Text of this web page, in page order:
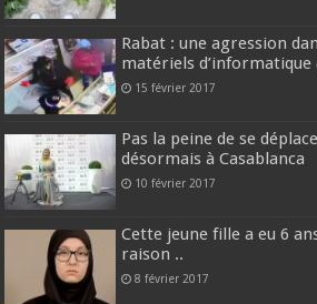
Rabat : une agression
matériels d’informatique
15 février 2017
Pas la peine de se
désormais à Casablanca
10 février 2017
Cette jeune fille a eu 6
raison ..
8 février 2017